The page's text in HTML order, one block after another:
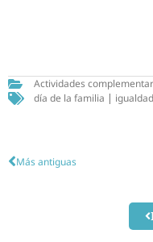
Actividades
día de la familia |
Más antiguas